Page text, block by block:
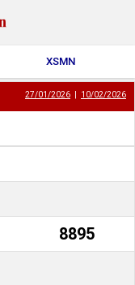
XSMN
27/01/2026 10/02/2026
8895